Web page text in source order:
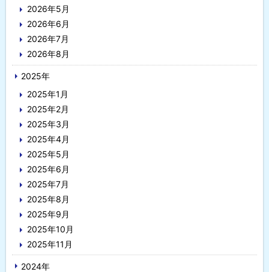
2026年5月
2026年6月
2026年7月
2026年8月
2025年
2025年1月
2025年2月
2025年3月
2025年4月
2025年5月
2025年6月
2025年7月
2025年8月
2025年9月
2025年10月
2025年11月
2024年